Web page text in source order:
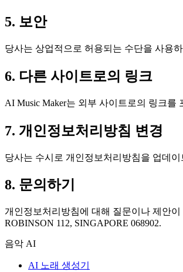
5. 보안
당사는 상업적으로 허용되는 수단을 사용
6. 다른 사이트로의 링크
AI Music Maker는 외부 사이트로의 링크
7. 개인정보처리방침 변경
당사는 수시로 개인정보처리방침을 업데
8. 문의하기
개인정보처리방침에 대해 질문이나 제안이
ROBINSON 112, SINGAPORE 068902.
음악 AI
AI 노래 생성기